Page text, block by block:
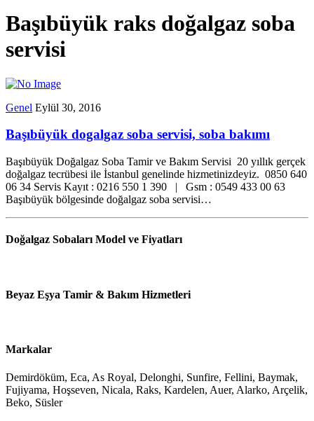
Başıbüyük raks doğalgaz soba
servisi
Genel Eylül 30, 2016
Başıbüyük dogalgaz soba servisi, soba bakımı
Başıbüyük Doğalgaz Soba Tamir ve Bakım Servisi 20 yıllık gerçek
doğalgaz tecrübesi ile İstanbul genelinde hizmetinizdeyiz. 0850 640
06 34 Servis Kayıt : 0216 550 1 390 | Gsm : 0549 433 00 63
Başıbüyük bölgesinde doğalgaz soba servisi…
Doğalgaz Sobaları Model ve Fiyatları
Beyaz Eşya Tamir & Bakım Hizmetleri
Markalar
Demirdöküm, Eca, As Royal, Delonghi, Sunfire, Fellini, Baymak,
Fujiyama, Hoşseven, Nicala, Raks, Kardelen, Auer, Alarko, Arçelik,
Beko, Süsler